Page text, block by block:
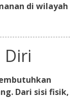
di wilayah
Diri
Dari sisi fisik,